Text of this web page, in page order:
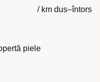
/ km dus–întors
piele